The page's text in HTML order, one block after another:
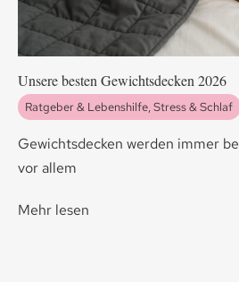
Unsere besten Gewichtsdecken 2026
Ratgeber & Lebenshilfe,Stress & Schlaf
Gewichtsdecken werden immer
vor allem
Mehr lesen